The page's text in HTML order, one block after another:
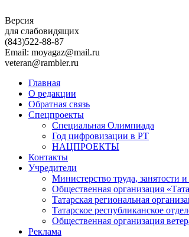
Версия
для слабовидящих
(843)522-88-87
Email: moyagaz@mail.ru
veteran@rambler.ru
Главная
О редакции
Обратная связь
Спецпроекты
Специальная Олимпиада
Год цифровизации в РТ
НАЦПРОЕКТЫ
Контакты
Учредители
Министерство труда, занятости
Общественная организация
Татарская региональная
Татарское республиканское
Общественная организация
Реклама